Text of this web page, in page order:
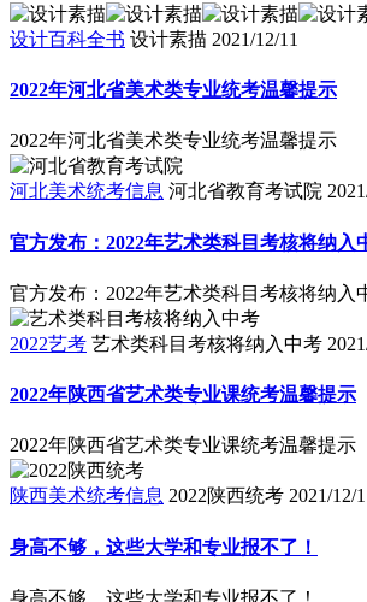
设计百科全书 设计素描 2021/12/11
2022年河北省美术类专业统考温馨提示
2022年河北省美术类专业统考温馨提示
河北美术统考信息 河北省教育考试院
官方发布：2022年艺术类科目考核将纳入
官方发布：2022年艺术类科目考核将纳入
2022艺考 艺术类科目考核将纳入中考
2022年陕西省艺术类专业课统考温馨提示
2022年陕西省艺术类专业课统考温馨提示
陕西美术统考信息 2022陕西统考 2021/12/
身高不够，这些大学和专业报不了！
身高不够，这些大学和专业报不了！